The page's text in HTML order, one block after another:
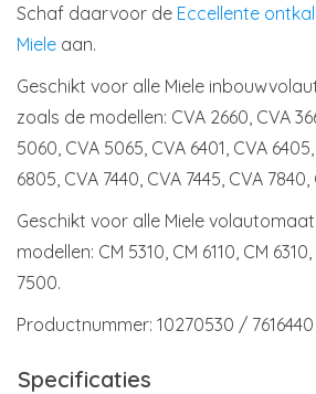
Schaf daarvoor de Eccellente
Miele aan.
Geschikt voor alle Miele
zoals de modellen: CVA 2660, CVA
5060, CVA 5065, CVA 6401, CVA
6805, CVA 7440, CVA 7445, CVA 7840,
Geschikt voor alle Miele
modellen: CM 5310, CM 6110, CM
7500.
Productnummer: 10270530 /
Specificaties